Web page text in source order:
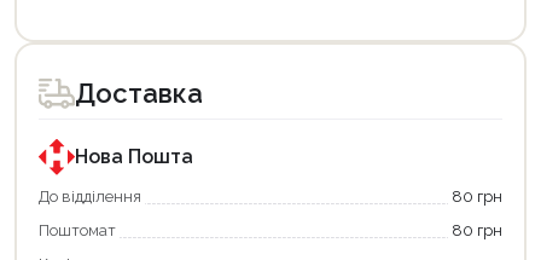
товар
для
покупки
державною
програмою
єКнига.
Використовуйте
карту
товар
для
покупки
державною
програмою
«Національний
кешбек».
покупку
Доставка
Нова Пошта
До відділення
80 грн
Поштомат
80 грн